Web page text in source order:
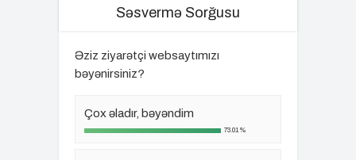
Səsvermə Sorğusu
Əziz ziyarətçi websaytımızı
bəyənirsiniz?
Çox əladır, bəyəndim
73.01%